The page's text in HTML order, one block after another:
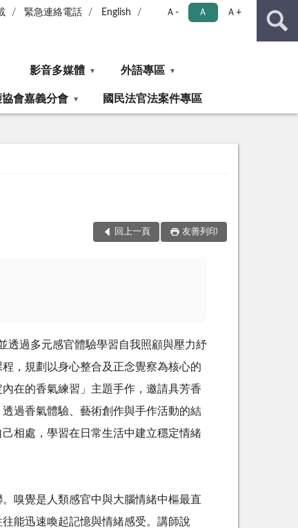
緊急連絡電話 English Ａ- Ａ Ａ+
影音多媒體 外語專區
會嘉義分會 國民法官法案件專區
回上一頁 友善列印
過多元感官體驗學習自我照顧與壓力紓
，規劃以身心整合及正念覺察為核心的
在的香氣練習」主題手作，邀請具芳香
過香氣體驗、藝術創作與手作活動的結
相處，學習在日常生活中建立穩定情緒
覺是人類感官中與大腦情緒中樞最直
能迅速喚起記憶與情緒感受。講師說